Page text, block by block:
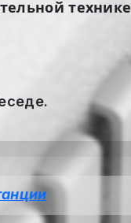
технике